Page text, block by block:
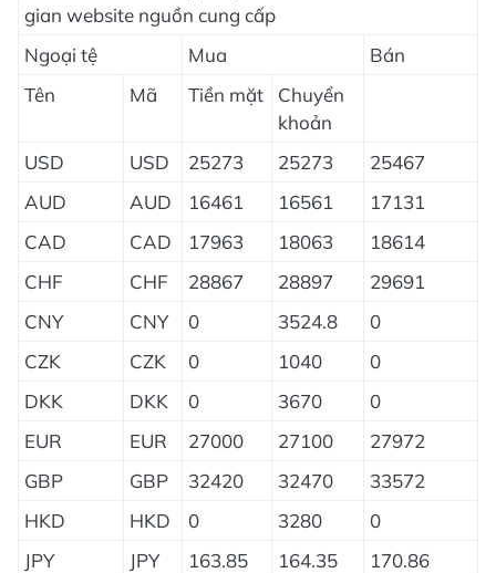
gian website nguồn cung cấp
Ngoại tệ
Mua
Bán
Tên
Mã Tiền mặt
Chuyển
khoản
USD
USD 25273 25273
25467
AUD
AUD 16461 16561
17131
CAD
CAD 17963 18063
18614
CHF
CHF 28867 28897
29691
CNY
CNY 0 3524.8
0
CZK
CZK 0 1040
0
DKK
DKK 0 3670
0
EUR
EUR 27000 27100
27972
GBP
GBP 32420 32470
33572
HKD
HKD 0 3280
0
JPY
JPY 163.85 164.35
170.86